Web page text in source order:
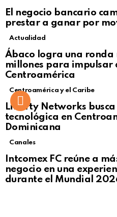
El negocio bancario
prestar a ganar por
Not Safe
Click to
Actualidad
Ábaco logra una ronda
millones para impulsar
Centroamérica
Centroamérica y el Caribe
Liberty Networks
tecnológica en
Dominicana
Canales
Intcomex FC reúne a
negocio en una
durante el Mundial